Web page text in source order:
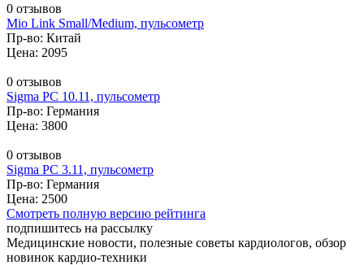
0 отзывов
Mio Link Small/Medium, пульсометр
Пр-во: Китай
Цена: 2095
0 отзывов
Sigma PC 10.11, пульсометр
Пр-во: Германия
Цена: 3800
0 отзывов
Sigma PC 3.11, пульсометр
Пр-во: Германия
Цена: 2500
Смотреть полную версию рейтинга
подпишитесь на рассылку
Медицинские новости, полезные советы кардиологов, обзор
новинок кардио-техники